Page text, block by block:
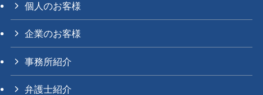
個人のお客様
企業のお客様
事務所紹介
弁護士紹介